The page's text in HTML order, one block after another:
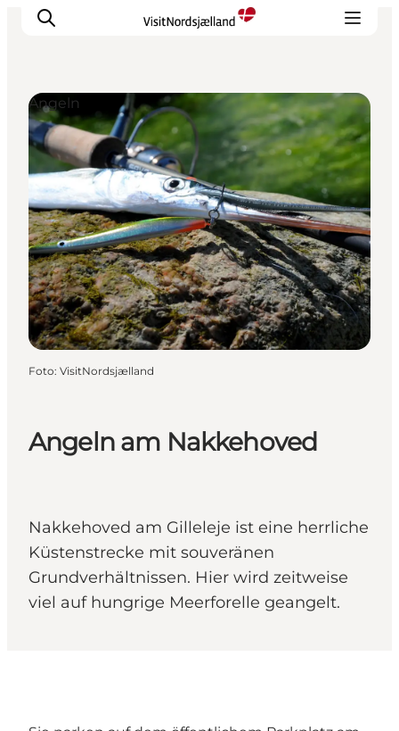
Highlights
Erlebnisse
Geschmack
Unterkünfte
Städte
Reiseplanung
Angeln am Nakkehoved
Nakkehoved am Gilleleje ist eine herrliche
Küstenstrecke mit souveränen
Grundverhältnissen. Hier wird zeitweise
viel auf hungrige Meerforelle geangelt.
Angeln
Foto: VisitNordsjælland